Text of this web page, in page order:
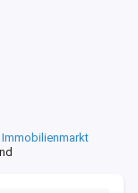
Immobilienmarkt